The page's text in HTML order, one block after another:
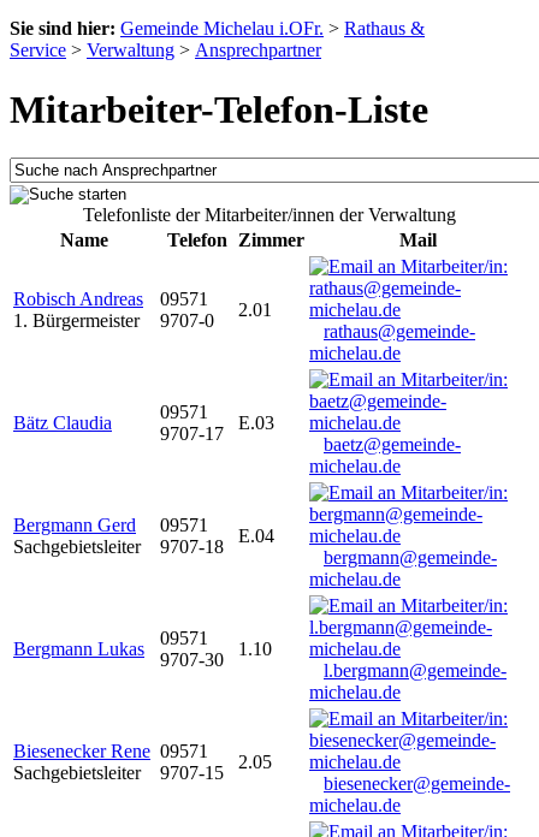
Sie sind hier: Gemeinde Michelau i.OFr. > Rathaus &
Service > Verwaltung > Ansprechpartner
Mitarbeiter-Telefon-Liste
Telefonliste der Mitarbeiter/innen der Verwaltung
Name
Telefon Zimmer Mail
Robisch Andreas
1. Bürgermeister
09571
9707-0
2.01
rathaus@gemeinde-
michelau.de
Bätz Claudia
09571
9707-17
E.03
baetz@gemeinde-
michelau.de
Bergmann Gerd
Sachgebietsleiter
09571
9707-18
E.04
bergmann@gemeinde-
michelau.de
Bergmann Lukas
09571
9707-30
1.10
l.bergmann@gemeinde-
michelau.de
Biesenecker Rene
Sachgebietsleiter
09571
9707-15
2.05
biesenecker@gemeinde-
michelau.de